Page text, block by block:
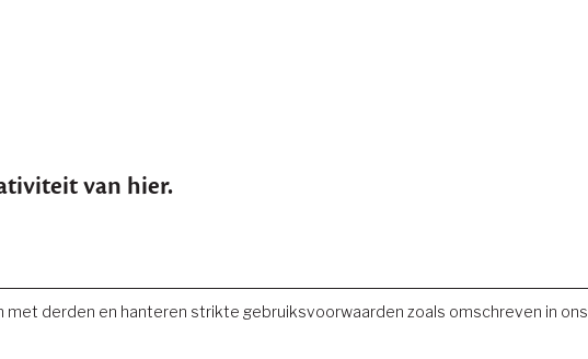
van hier.
derden en hanteren strikte gebruiksvoorwaarden zoals omschreven in ons